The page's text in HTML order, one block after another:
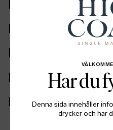
Ingående fat
Ingredienser
Fakta
Batch info
Mer information
Har du
Denna sida innehåller
drycker och har